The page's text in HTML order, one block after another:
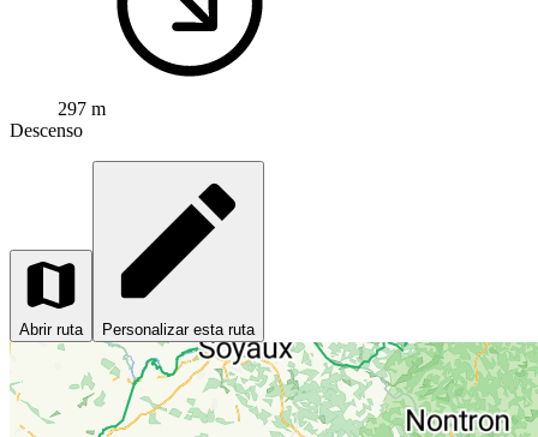
297 m
Descenso
Abrir ruta Personalizar esta ruta